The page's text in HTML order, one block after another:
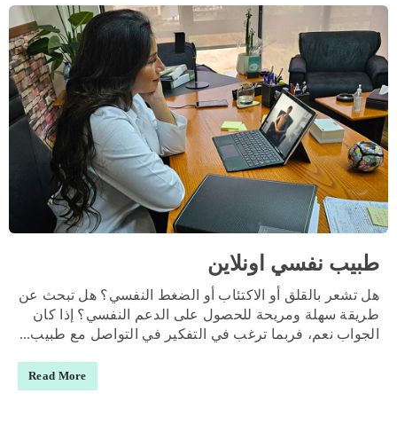
طبيب نفسي اونلاين
هل تشعر بالقلق أو الاكتئاب أو الضغط النفسي؟ هل تبحث عن
طريقة سهلة ومريحة للحصول على الدعم النفسي؟ إذا كان
الجواب نعم، فربما ترغب في التفكير في التواصل مع طبيب...
Read More